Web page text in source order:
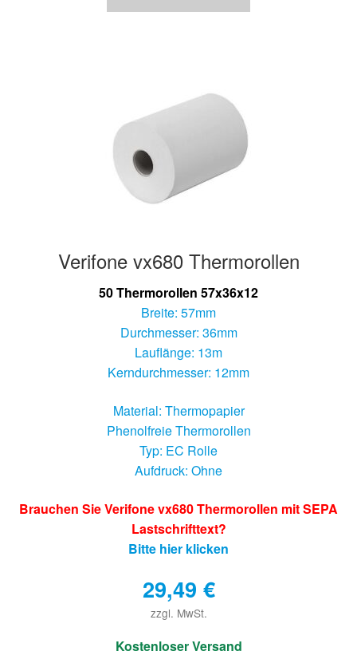
Verifone vx680 Thermorollen
50 Thermorollen 57x36x12
Breite: 57mm
Durchmesser: 36mm
Lauflänge: 13m
Kerndurchmesser: 12mm
Material: Thermopapier
Phenolfreie Thermorollen
Typ: EC Rolle
Aufdruck: Ohne
Brauchen Sie Verifone vx680 Thermorollen mit SEPA
Lastschrifttext?
Bitte hier klicken
29,49 €
zzgl. MwSt.
€
Kostenloser Versand